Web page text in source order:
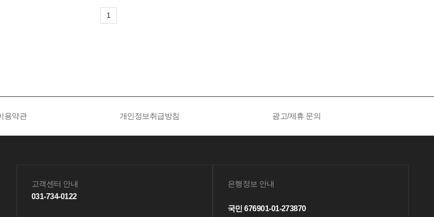
1
용약관 개인정보취급방침 광고/제휴 문의
고객센터 안내
031-734-0122
은행정보 안내
국민 676901-01-273870